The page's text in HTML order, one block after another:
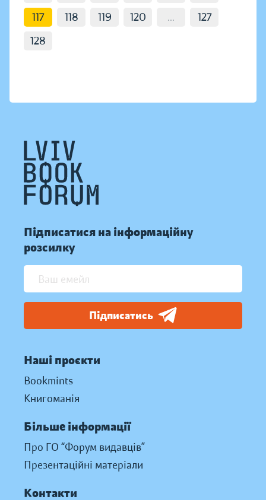
117
118 119 120 ...
127
128
Підписатися на інформаційну
розсилку
Підписатись
Наші проєкти
Bookmints
Книгоманія
Більше інформації
Про ГО “Форум видавців”
Презентаційні матеріали
Контакти